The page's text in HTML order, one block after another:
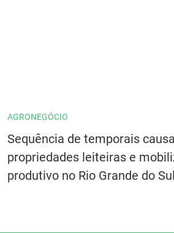
AGRONEGÓCIO
Sequência de temporais
propriedades leiteiras e
produtivo no Rio Grande do Sul